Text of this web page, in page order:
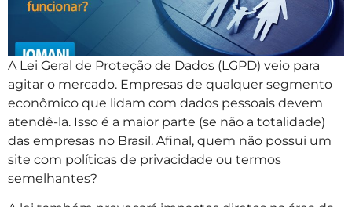
A Lei Geral de Proteção de Dados (LGPD) veio para
agitar o mercado. Empresas de qualquer segmento
econômico que lidam com dados pessoais devem
atendê-la. Isso é a maior parte (se não a totalidade)
das empresas no Brasil. Afinal, quem não possui um
site com políticas de privacidade ou termos
semelhantes?